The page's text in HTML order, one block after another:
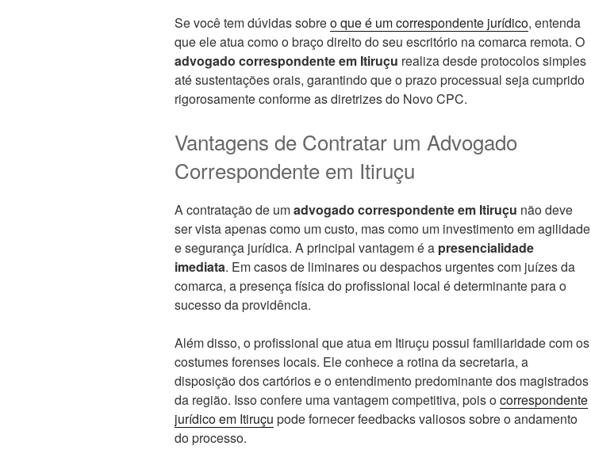
Se você tem dúvidas sobreo que é um correspondente jurídico, entenda
que ele atua como o braço direito do seu escritório na comarca remota. O
advogado correspondente em Itiruçu realiza desde protocolos simples
até sustentações orais, garantindo que o prazo processual seja cumprido
rigorosamente conforme as diretrizes do Novo CPC.
Vantagens de Contratar um Advogado
Correspondente em Itiruçu
A contratação de umadvogado correspondente em Itiruçu não deve
ser vista apenas como um custo, mas como um investimento em agilidade
e segurança jurídica. A principal vantagem é a presencialidade
imediata. Em casos de liminares ou despachos urgentes com juízes da
comarca, a presença física do profissional local é determinante para o
sucesso da providência.
Além disso, o profissional que atua em Itiruçu possui familiaridade com os
costumes forenses locais. Ele conhece a rotina da secretaria, a
disposição dos cartórios e o entendimento predominante dos magistrados
da região. Isso confere uma vantagem competitiva, pois ocorrespondente
jurídico em Itiruçu pode fornecer feedbacks valiosos sobre o andamento
do processo.